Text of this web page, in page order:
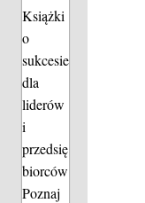
Książki
o
sukcesie
dla
liderów
i
przedsię
biorców
Poznaj